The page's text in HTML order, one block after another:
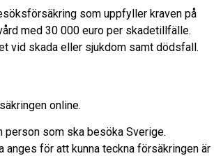
som uppfyller kraven på
med 30 000 euro per skadetillfälle.
vid skada eller sjukdom samt dödsfall.
online.
person som ska besöka Sverige.
för att kunna teckna försäkringen är